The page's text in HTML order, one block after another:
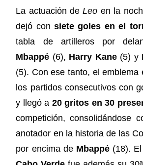
La actuación deLeo en la
dejó consiete goles en el
tabla de artilleros por
Mbappé (6), Harry Kane(5) y
(5). Con ese tanto, el emblema
los partidos consecutivos con
y llegó a 20 gritos en 30
competición, consolidándose
anotador en la historia de las
por encima de Mbappé(18). El